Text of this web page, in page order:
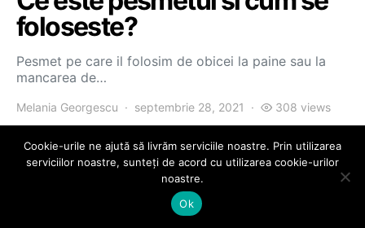
foloseste?
Pesmet pe care il folosim de obicei la paine sau la
mancarea de…
Melania Georgescu septembrie 28, 2021 308 views
Cookie-urile ne ajută să livrăm serviciile noastre. Prin utilizarea
serviciilor noastre, sunteți de acord cu utilizarea cookie-urilor
noastre.
Ok